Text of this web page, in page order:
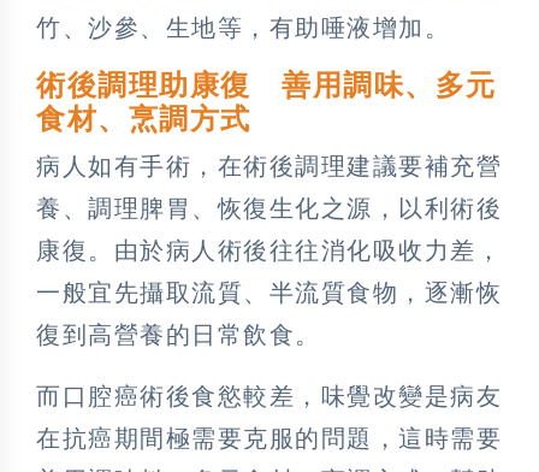
竹、沙參、生地等，有助唾液增加。
術後調理助康復 善用調味、多元
食材、烹調方式
病人如有手術，在術後調理建議要補充營
養、調理脾胃、恢復生化之源，以利術後
康復。由於病人術後往往消化吸收力差，
一般宜先攝取流質、半流質食物，逐漸恢
復到高營養的日常飲食。
而口腔癌術後食慾較差，味覺改變是病友
在抗癌期間極需要克服的問題，這時需要